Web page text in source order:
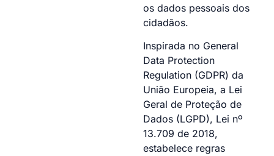
os dados pessoais dos
cidadãos.
Inspirada no General
Data Protection
Regulation (GDPR) da
União Europeia, a Lei
Geral de Proteção de
Dados (LGPD), Lei nº
13.709 de 2018,
estabelece regras